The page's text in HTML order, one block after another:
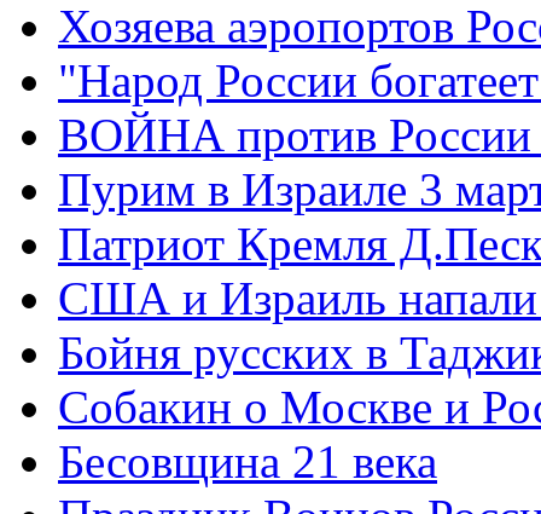
Хозяева аэропортов
"Народ России
ВОЙНА против России
Пурим в Израиле 3
Патриот Кремля
США и Израиль
Бойня русских в
Собакин о Москве и
Бесовщина 21 века